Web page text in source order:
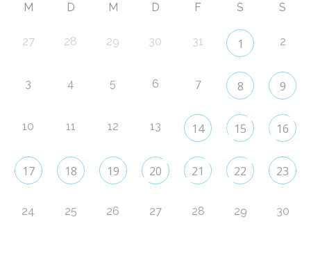
M D M D F S S
27 28 29 30 31 1 2
3 4 5 6 7 8 9
10 11 12 13 14 15 16
17 18 19 20 21 22 23
24 25 26 27 28 29 30